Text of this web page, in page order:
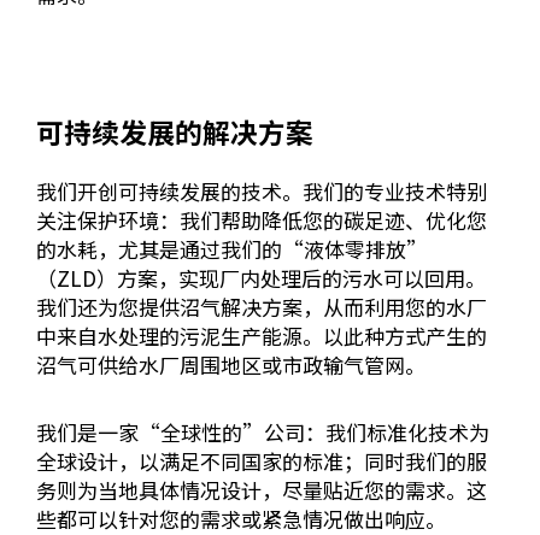
可持续发展的解决方案
我们开创可持续发展的技术。我们的专业技术特别
关注保护环境：我们帮助降低您的碳足迹、优化您
的水耗，尤其是通过我们的“液体零排放”
（ZLD）方案，实现厂内处理后的污水可以回用。
我们还为您提供沼气解决方案，从而利用您的水厂
中来自水处理的污泥生产能源。以此种方式产生的
沼气可供给水厂周围地区或市政输气管网。
我们是一家“全球性的”公司：我们标准化技术为
全球设计，以满足不同国家的标准；同时我们的服
务则为当地具体情况设计，尽量贴近您的需求。这
些都可以针对您的需求或紧急情况做出响应。